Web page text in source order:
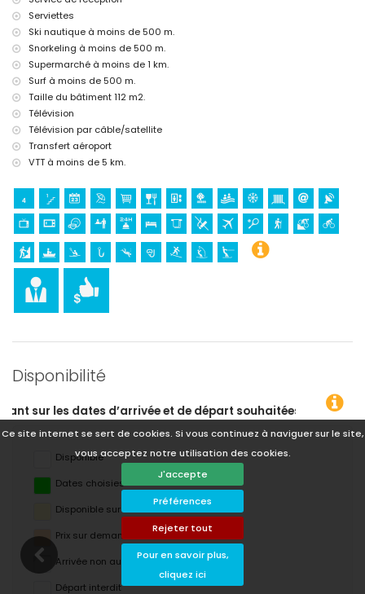
Ce site internet se sert de cookies. Si vous continuez à naviguer sur le site,
vous acceptez notre utilisation des cookies.
J'accepte
Préférences
Rejeter tout
Pour en savoir plus,
cliquez ici
l'hébergement)
château (Portal de la Villa et Denia) (à moins de 25 kilomètres de
l'hébergement)
Sports
tennis, canoë, kayak, pêche, plongée, snorkeling, surf, planche à
voile et ski nautique (à moins de 1000 mètres de l'appartement)
randonnée, VTT, cyclisme et escalade (à moins de 5 kilomètres de
l'appartement)
golf (Club de Golf, Javea) et équitation (à moins de 10 kilomètres
de l'appartement)
Serviettes
Ski nautique à moins de 500 m.
Snorkeling à moins de 500 m.
Supermarché à moins de 1 km.
Surf à moins de 500 m.
Taille du bâtiment 112 m2.
Télévision
Télévision par câble/satellite
Transfert aéroport
VTT à moins de 5 km.
Disponibilité
souhaitées !
Disponible
Dates choisies
Disponible sur demande
Prix ​​sur demande
Arrivée non autorisée
Départ interdit